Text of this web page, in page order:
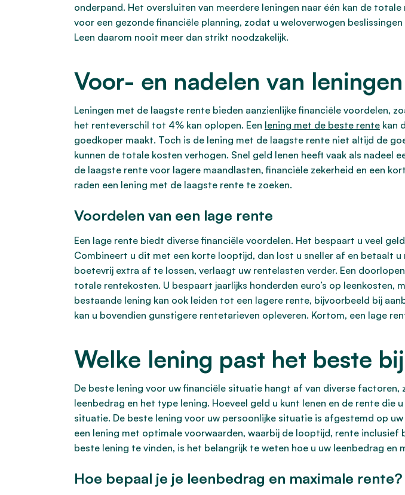
onderpand. Het oversluiten van meerdere leningen naar één kan de
voor een gezonde financiële planning, zodat u weloverwogen
Leen daarom nooit meer dan strikt noodzakelijk.
Voor- en nadelen van
Leningen met de laagste rente bieden aanzienlijke financiële voordelen,
het renteverschil tot 4% kan oplopen. Een lening met de beste rente kan
goedkoper maakt. Toch is de lening met de laagste rente niet altijd de
kunnen de totale kosten verhogen. Snel geld lenen heeft vaak als
de laagste rente voor lagere maandlasten, financiële zekerheid en een
raden een lening met de laagste rente te zoeken.
Voordelen van een lage rente
Een lage rente biedt diverse financiële voordelen. Het bespaart u veel
Combineert u dit met een korte looptijd, dan lost u sneller af en betaalt
boetevrij extra af te lossen, verlaagt uw rentelasten verder. Een
totale rentekosten. U bespaart jaarlijks honderden euro’s op
bestaande lening kan ook leiden tot een lagere rente, bijvoorbeeld bij
kan u bovendien gunstigere rentetarieven opleveren. Kortom, een lage
Welke lening past het beste
De beste lening voor uw financiële situatie hangt af van diverse
leenbedrag en het type lening. Hoeveel geld u kunt lenen en de rente
situatie. De beste lening voor uw persoonlijke situatie is afgestemd op
een lening met optimale voorwaarden, waarbij de looptijd, rente
beste lening te vinden, is het belangrijk te weten hoe u uw leenbedrag
Hoe bepaal je je leenbedrag en maximale rente?